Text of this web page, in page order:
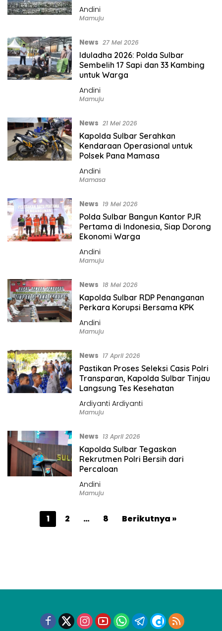
Andini
Mamuju
News 27 Mei 2026
Iduladha 2026: Polda Sulbar
Sembelih 17 Sapi dan 33 Kambing
untuk Warga
Andini
Mamuju
News 21 Mei 2026
Kapolda Sulbar Serahkan
Kendaraan Operasional untuk
Polsek Pana Mamasa
Andini
Mamasa
News 19 Mei 2026
Polda Sulbar Bangun Kantor PJR
Pertama di Indonesia, Siap Dorong
Ekonomi Warga
Andini
Mamuju
News 18 Mei 2026
Kapolda Sulbar RDP Penanganan
Perkara Korupsi Bersama KPK
Andini
Mamuju
News 17 April 2026
Pastikan Proses Seleksi Casis Polri
Transparan, Kapolda Sulbar Tinjau
Langsung Tes Kesehatan
Ardiyanti Ardiyanti
Mamuju
News 13 April 2026
Kapolda Sulbar Tegaskan
Rekrutmen Polri Bersih dari
Percaloan
Andini
Mamuju
a
1 2 … 8 Berikutnya »